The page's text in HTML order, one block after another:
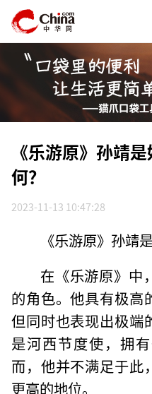
《乐游原》孙靖
何？
2023-11-13 10:47:28
《乐游原》孙靖
在《乐游原》中
的角色。他具有极高
但同时也表现出极端
是河西节度使，拥
而，他并不满足于此
更高的地位。